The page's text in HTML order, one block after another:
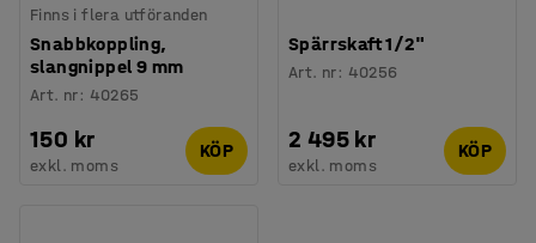
Finns i flera utföranden
Snabbkoppling,
slangnippel 9 mm
Art. nr: 40265
150 kr
exkl. moms
KÖP
Spärrskaft 1/2"
Art. nr: 40256
2 495 kr
exkl. moms
KÖP